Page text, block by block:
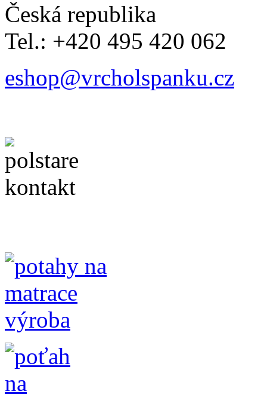
Česká republika
Tel.: +420 495 420 062
eshop@vrcholspanku.cz